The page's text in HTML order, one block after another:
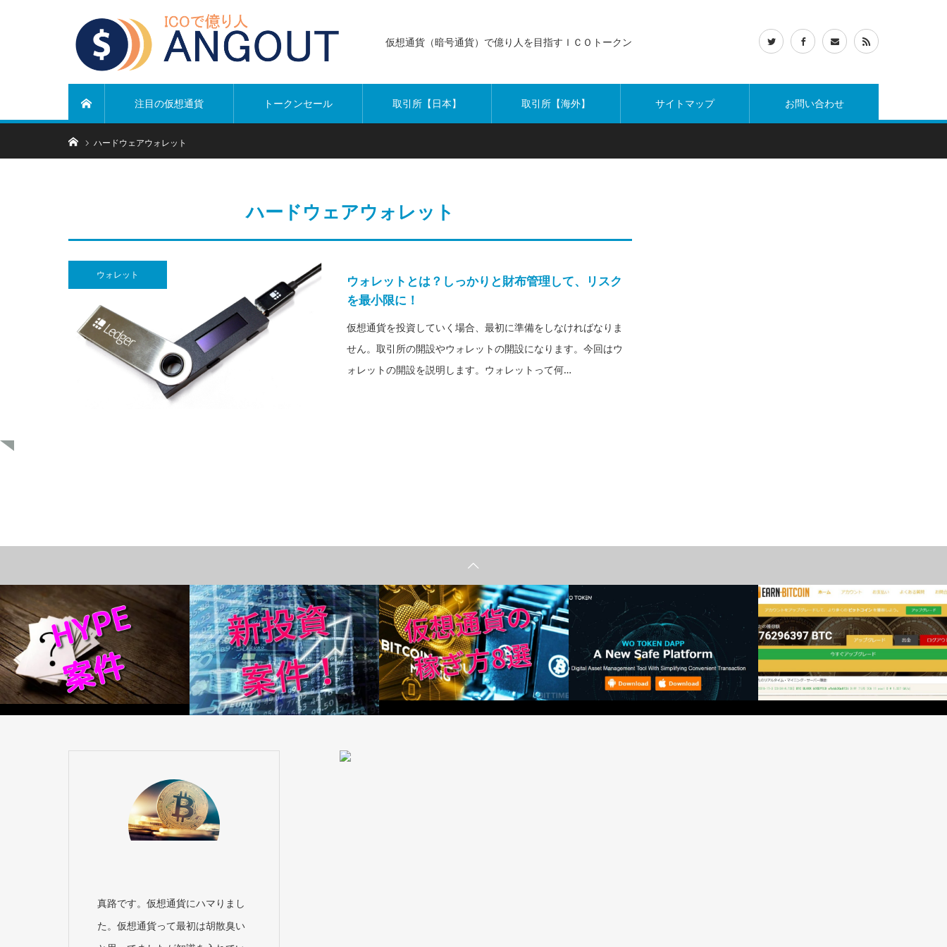
仮想通貨（暗号通貨）で億り人を目指すＩＣＯトークン
注目の仮想通貨 トークンセール 取引所【日本】 取引所【海外】 サイトマップ お問い合わせ
ホームハードウェアウォレット
ハードウェアウォレット
ウォレット
ウォレットとは？しっかりと財布管理して、リスク
を最小限に！
仮想通貨を投資していく場合、最初に準備をしなければなりま
せん。取引所の開設やウォレットの開設になります。今回はウ
ォレットの開設を説明します。ウォレットって何…
真路です。仮想通貨にハマりまし
た。仮想通貨って最初は胡散臭い